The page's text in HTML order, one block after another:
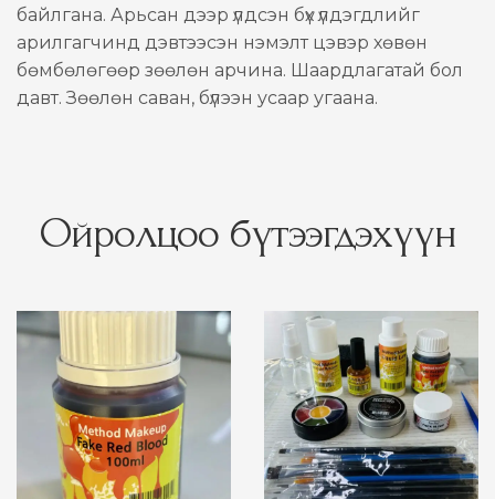
байлгана. Арьсан дээр үлдсэн бүх үлдэгдлийг
арилгагчинд дэвтээсэн нэмэлт цэвэр хөвөн
бөмбөлөгөөр зөөлөн арчина. Шаардлагатай бол
давт. Зөөлөн саван, бүлээн усаар угаана.
Ойролцоо бүтээгдэхүүн